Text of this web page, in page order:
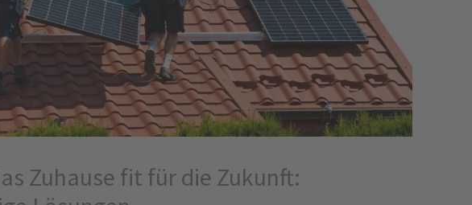
Zuhause fit für die Zukunft: